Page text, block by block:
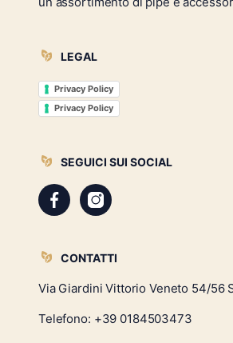
LEGAL
Privacy Policy
Privacy Policy
SEGUICI SUI SOCIAL
CONTATTI
Via Giardini Vittorio Veneto 54/56
Telefono: +39 0184503473